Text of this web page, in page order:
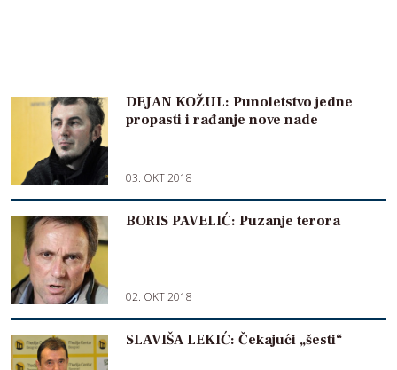
DEJAN KOŽUL: Punoletstvo jedne
propasti i rađanje nove nade
03. OKT 2018
BORIS PAVELIĆ: Puzanje terora
02. OKT 2018
SLAVIŠA LEKIĆ: Čekajući „šesti“